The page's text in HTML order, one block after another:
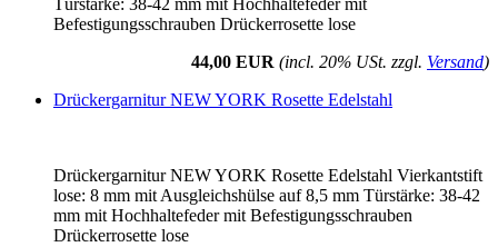
Türstärke: 38-42 mm mit Hochhaltefeder mit
Befestigungsschrauben Drückerrosette lose
44,00 EUR (incl. 20% USt. zzgl. Versand)
Drückergarnitur NEW YORK Rosette Edelstahl
Drückergarnitur NEW YORK Rosette Edelstahl Vierkantstift
lose: 8 mm mit Ausgleichshülse auf 8,5 mm Türstärke: 38-42
mm mit Hochhaltefeder mit Befestigungsschrauben
Drückerrosette lose